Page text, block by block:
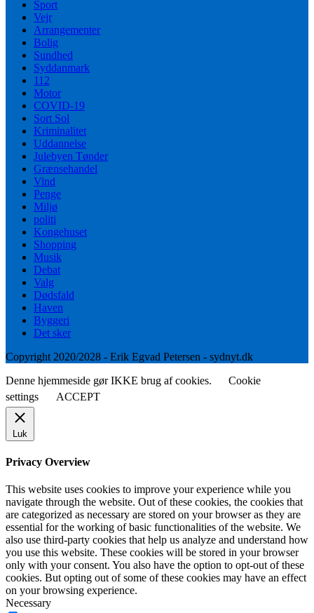
Sport
Vejr
Arrangementer
Bolig
Sundhed
Syddanmark
112
Motor
COVID-19
Sort Sol
Kriminalitet
Uddannelse
Julebyen Tønder
Grænsehandel
Vind
Penge
Miljø
politi
Kongehuset
Shopping
Musik
Debat
Valg
Dødsfald
Haven
Byggeri
Det sker
Copyright 2020/2028 - Erik Egvad Petersen - sydnyt.dk
Denne hjemmeside gør IKKE brug af cookies.
Cookie
settings
ACCEPT
Luk
Privacy Overview
This website uses cookies to improve your experience while you
navigate through the website. Out of these cookies, the cookies that
are categorized as necessary are stored on your browser as they are
essential for the working of basic functionalities of the website. We
also use third-party cookies that help us analyze and understand how
you use this website. These cookies will be stored in your browser
only with your consent. You also have the option to opt-out of these
cookies. But opting out of some of these cookies may have an effect
on your browsing experience.
Necessary